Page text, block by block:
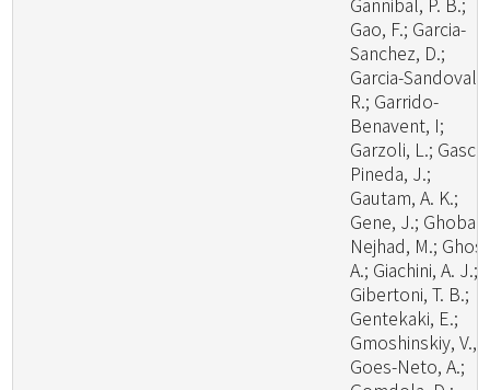
Gao, F.; Garcia-
Sanchez, D.;
Garcia-Sandoval,
R.; Garrido-
Benavent, I;
Garzoli, L.; Gasca-
Pineda, J.;
Gautam, A. K.;
Gene, J.;
Nejhad, M.;
A.; Giachini, A. J.;
Gibertoni, T. B.;
Gentekaki, E.;
Gmoshinskiy, V.,
Goes-Neto, A.;